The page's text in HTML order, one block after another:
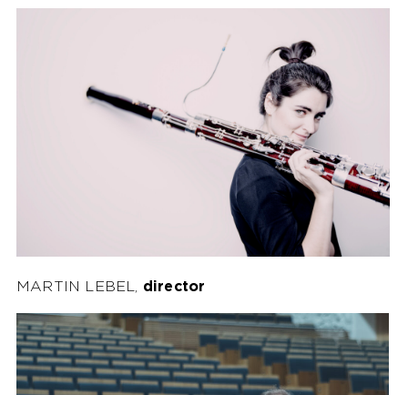
MARTIN LEBEL, director